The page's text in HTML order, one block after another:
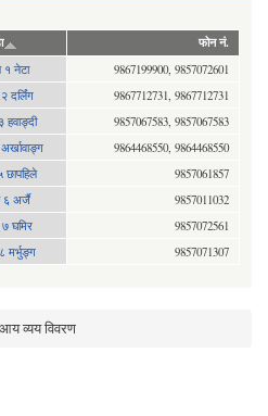
फोन नं.
१ नेटा
9867199900, 9857072601
दर्लिंग
9867712731, 9867712731
हवाङ्दी
9857067583, 9857067583
9864468550, 9864468550
छापहिले
9857061857
६ अर्जै
9857011032
घमिर
9857072561
मर्भुङ्ग 9857071307
व्यय विवरण